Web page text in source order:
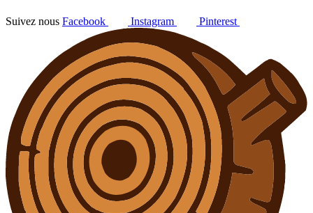
Suivez nous Facebook Instagram Pinterest